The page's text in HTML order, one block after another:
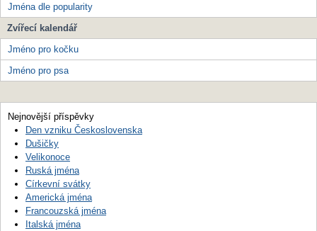
Jména dle popularity
Zvířecí kalendář
Jméno pro kočku
Jméno pro psa
Nejnovější příspěvky
Den vzniku Československa
Dušičky
Velikonoce
Ruská jména
Církevní svátky
Americká jména
Francouzská jména
Italská jména